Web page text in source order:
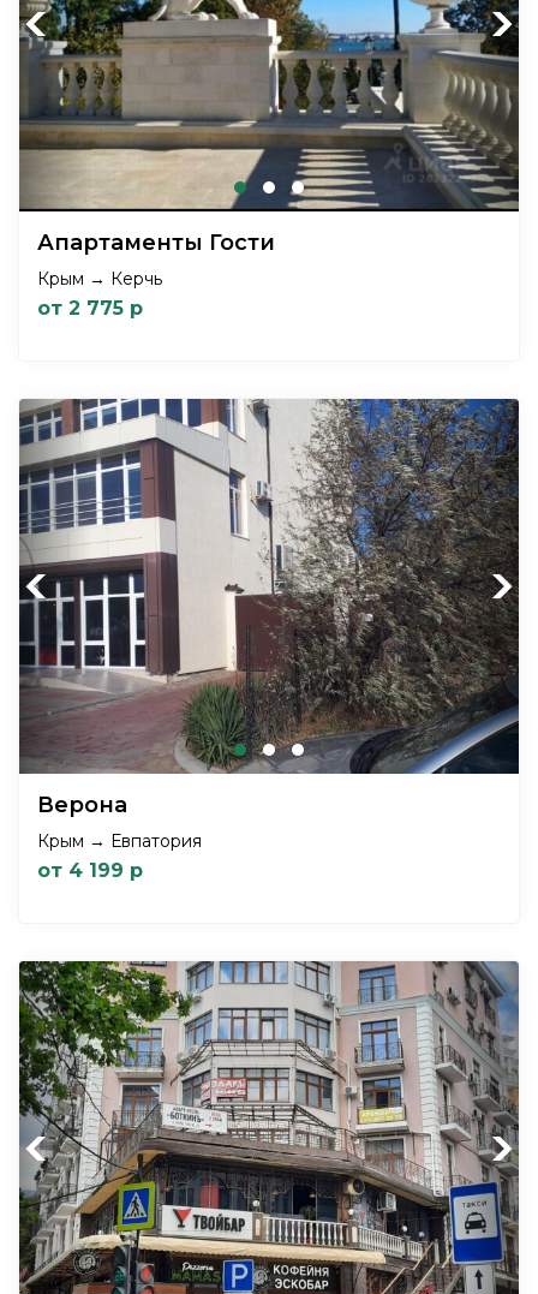
Previous Next
Апартаменты Гости
Крым → Керчь
от 2 775 р
Previous Next
Верона
Крым → Евпатория
от 4 199 р
Previous Next